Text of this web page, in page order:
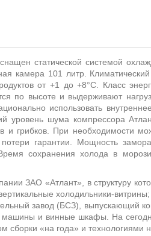
статической системой
101 литр. Климатический
от +1 до +8°С. Класс
по высоте и выдерживают
использовать
уровень шума компрессора
и грибков. При необходимости
гарантии. Мощность
сохранения холода в
ЗАО «Атлант», в структуру
холодильники-витрины;
завод (БСЗ), выпускающий
машины и винные шкафы. На
сборки «на года» и технологиями